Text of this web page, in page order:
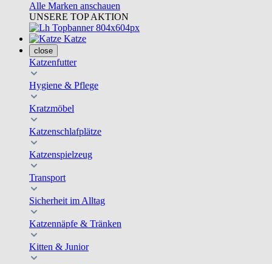
Alle Marken anschauen
UNSERE TOP AKTION
Katze
close
Katzenfutter
Hygiene & Pflege
Kratzmöbel
Katzenschlafplätze
Katzenspielzeug
Transport
Sicherheit im Alltag
Katzennäpfe & Tränken
Kitten & Junior